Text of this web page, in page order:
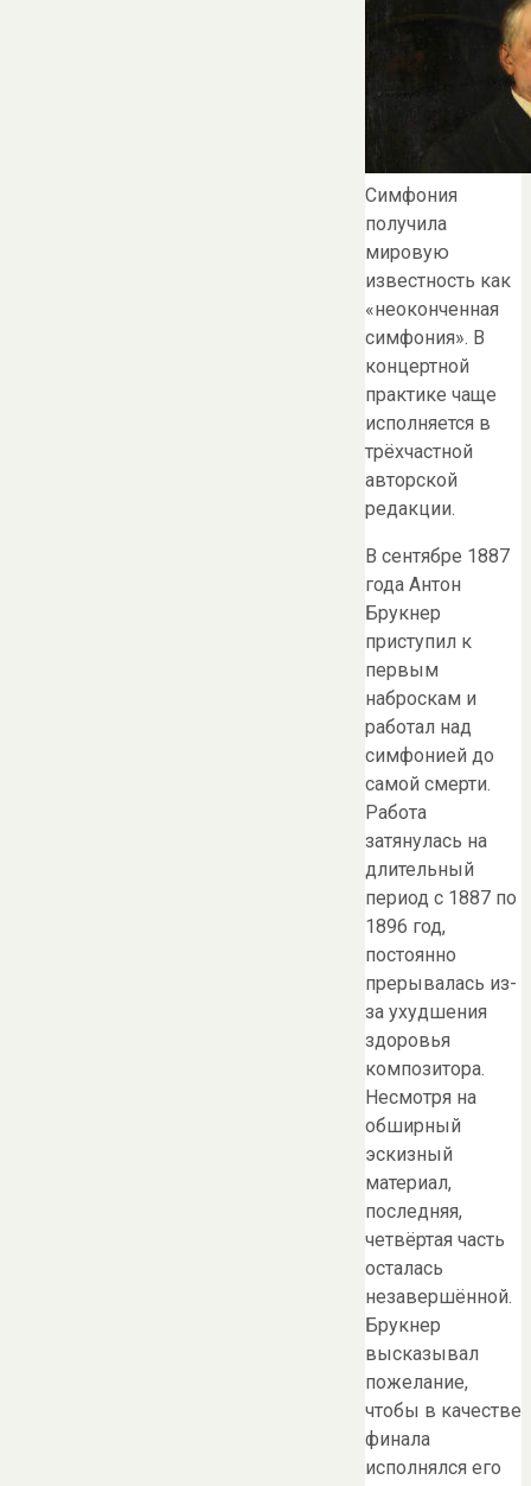
Симфония
получила
мировую
известность как
«неоконченная
симфония». В
концертной
практике чаще
исполняется в
трёхчастной
авторской
редакции.
В сентябре 1887
года Антон
Брукнер
приступил к
первым
наброскам и
работал над
симфонией до
самой смерти.
Работа
затянулась на
длительный
период с 1887 по
1896 год,
постоянно
прерывалась из-
за ухудшения
здоровья
композитора.
Несмотря на
обширный
эскизный
материал,
последняя,
четвёртая часть
осталась
незавершённой.
Брукнер
высказывал
пожелание,
чтобы в качестве
финала
исполнялся его